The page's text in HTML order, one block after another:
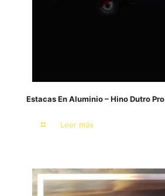
Estacas En Aluminio – Hino Dutro Pro
Leer más